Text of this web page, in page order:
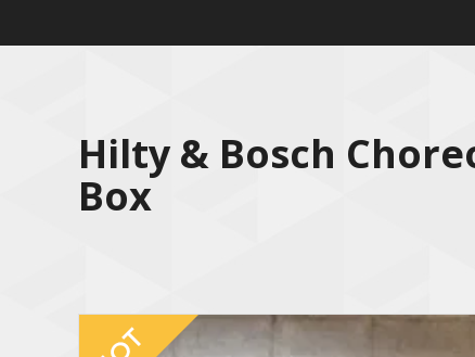
Hilty & Bosch
Box